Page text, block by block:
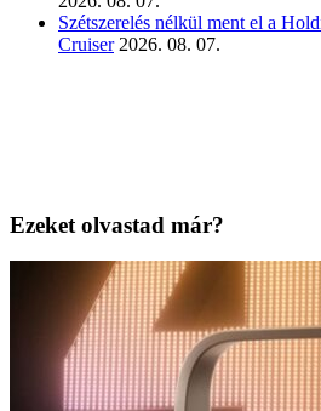
Szétszerelés nélkül ment el a
Cruiser 2026. 08. 07.
Ezeket olvastad már?